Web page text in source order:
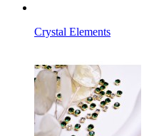
Crystal Elements